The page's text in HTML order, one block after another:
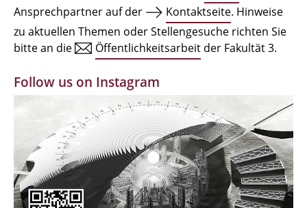
Einrichtungen
Zeichensäle
MBW | Modellbauwerkstatt
Alumni | cloud club
Dokumente und Downloads
Ansprechpartner auf der
Kontaktseite. Hinweise
zu aktuellen Themen oder Stellengesuche richten Sie
bitte an die
Öffentlichkeitsarbeit der Fakultät 3.
Follow us on Instagram